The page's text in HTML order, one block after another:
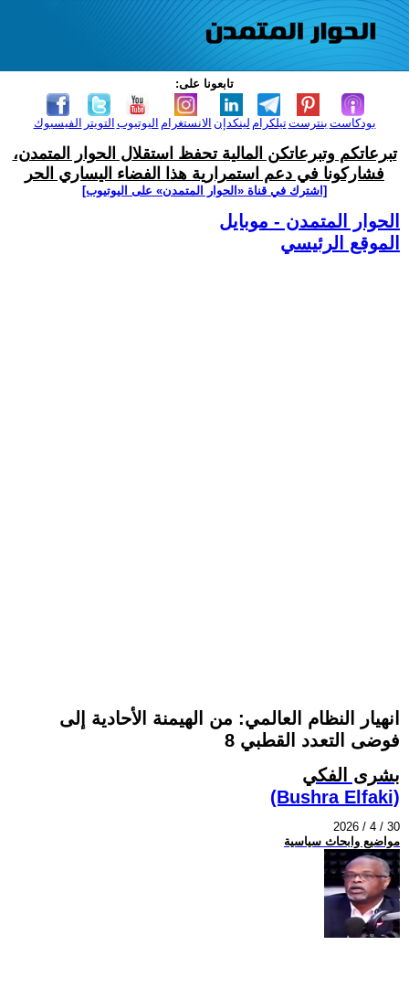
تابعونا على:
الفيسبوك التويتر اليوتيوب الانستغرام لينكدإن تيلكرامبنترست بودكاست
تبرعاتكم وتبرعاتكن المالية تحفظ استقلال الحوار المتمدن،
فشاركونا في دعم استمرارية هذا الفضاء اليساري الحر
[اشترك في قناة ‫«الحوار المتمدن» على اليوتيوب]
الحوار المتمدن - موبايل
الموقع الرئيسي
انهيار النظام العالمي: من الهيمنة الأحادية إلى
فوضى التعدد القطبي 8
بشرى الفكي
(Bushra Elfaki)
2026 / 4 / 30
مواضيع وابحاث سياسية